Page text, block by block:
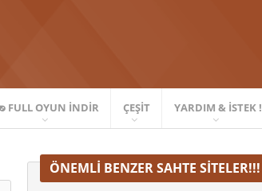
FULL OYUN İNDIR ÇEŞIT YARDIM & İSTEK !
ÖNEMLI BENZER SAHTE SITELER!!!